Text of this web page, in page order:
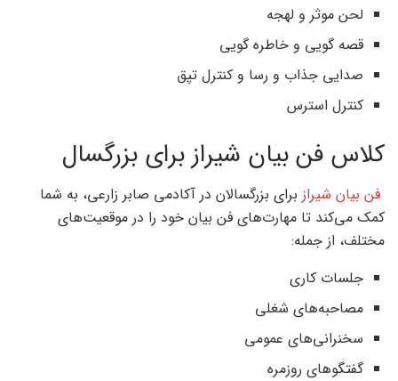
لحن موثر و لهجه
قصه گویی و خاطره گویی
صدایی جذاب و رسا و کنترل تپق
کنترل استرس
کلاس فن بیان شیراز برای بزرگسال
فن بیان شیراز برای بزرگسالان در آکادمی صابر زارعی، به شما
کمک می‌کند تا مهارت‌های فن بیان خود را در موقعیت‌های
مختلف، از جمله:
جلسات کاری
مصاحبه‌های شغلی
سخنرانی‌های عمومی
گفتگوهای روزمره